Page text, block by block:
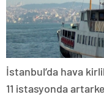
İstanbul’da hava
11 istasyonda